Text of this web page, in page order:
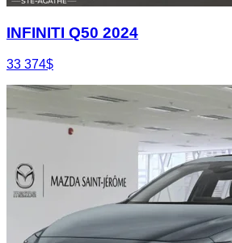
INFINITI Q50 2024
33 374$